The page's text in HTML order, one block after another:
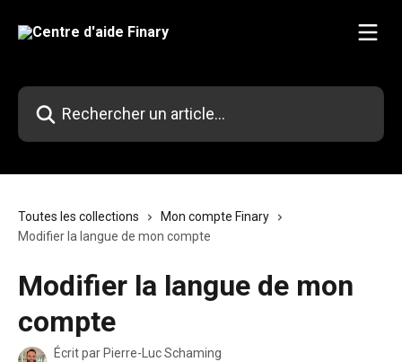
Rechercher un article...
Toutes les collections
Mon compte Finary
Modifier la langue de mon compte
Modifier la langue de mon
compte
Écrit par Pierre-Luc Schaming